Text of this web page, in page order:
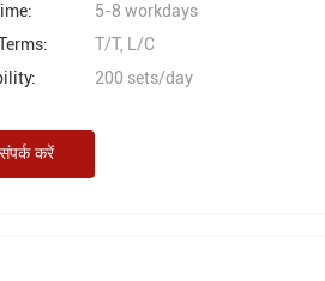
5-8 workdays
T/T, L/C
200 sets/day
करें